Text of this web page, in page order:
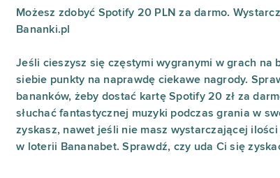
Możesz zdobyć Spotify 20 PLN za darmo.
Bananki.pl
Jeśli cieszysz się częstymi wygranymi w grach na
siebie punkty na naprawdę ciekawe nagrody.
bananków, żeby dostać kartę Spotify 20 zł za
słuchać fantastycznej muzyki podczas grania w
zyskasz, nawet jeśli nie masz wystarczającej
w loterii Bananabet. Sprawdź, czy uda Ci się